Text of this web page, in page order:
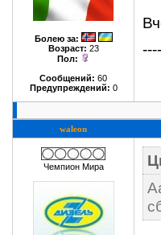
Болею за:
Возраст: 23
Пол:
Сообщений: 60
Предупреждений: 0
waleon
Чемпион Мира